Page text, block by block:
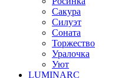
Сакура
Силуэт
Соната
Торжество
Уралочка
Уют
LUMINARC